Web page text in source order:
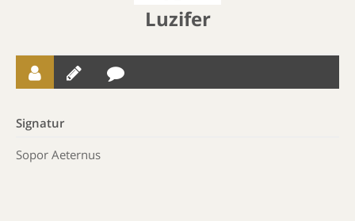
Luzifer
Signatur
Sopor Aeternus